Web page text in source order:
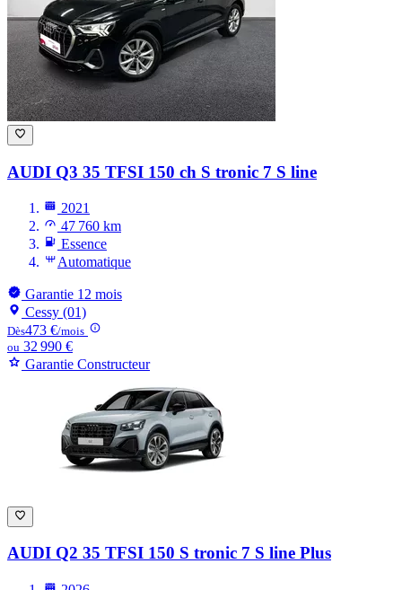
AUDI Q3 35 TFSI 150 ch S tronic 7 S line
2021
47 760 km
Essence
Automatique
Garantie 12 mois
Cessy (01)
Dès473 €/mois
ou 32 990 €
Garantie Constructeur
AUDI Q2 35 TFSI 150 S tronic 7 S line Plus